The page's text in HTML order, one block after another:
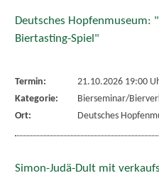
Deutsches Hopfenmuseum:
Biertasting-Spiel"
Termin:
21.10.2026 19:00
Kategorie:
Bierseminar/
Ort:
Deutsches
Simon-Judä-Dult mit